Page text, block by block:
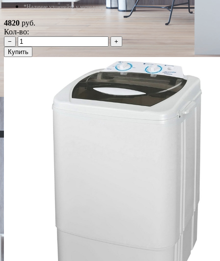
*Наличие уточняйте у менеджера
4820 руб.
Кол-во:
−
+
Купить